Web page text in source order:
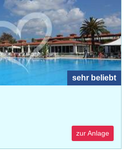
sehr beliebt
zur Anlage